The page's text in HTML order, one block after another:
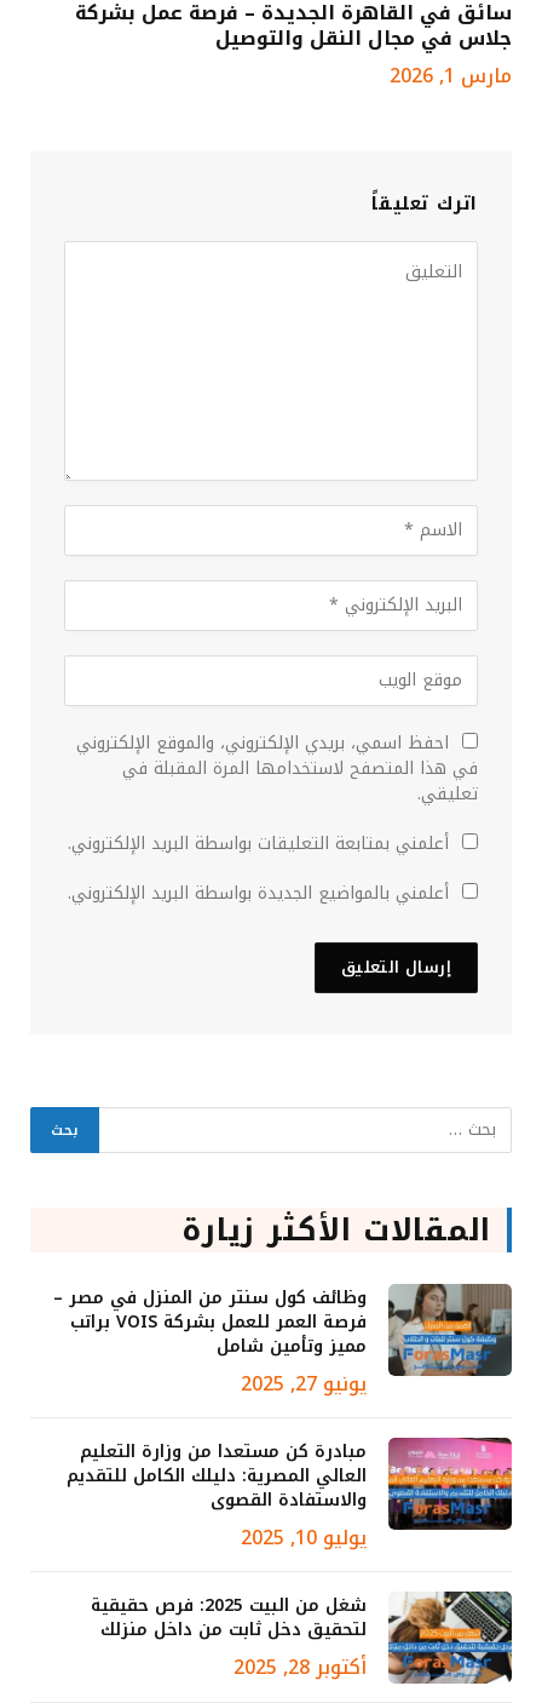
سائق في القاهرة الجديدة – فرصة عمل بشركة
جلاس في مجال النقل والتوصيل
مارس 1, 2026
اترك تعليقاً
احفظ اسمي، بريدي الإلكتروني، والموقع الإلكتروني
في هذا المتصفح لاستخدامها المرة المقبلة في
تعليقي.
أعلمني بمتابعة التعليقات بواسطة البريد الإلكتروني.
أعلمني بالمواضيع الجديدة بواسطة البريد الإلكتروني.
المقالات الأكثر زيارة
وظائف كول سنتر من المنزل في مصر –
فرصة العمر للعمل بشركة VOIS براتب
مميز وتأمين شامل
يونيو 27, 2025
مبادرة كن مستعدا من وزارة التعليم
العالي المصرية: دليلك الكامل للتقديم
والاستفادة القصوى
يوليو 10, 2025
شغل من البيت 2025: فرص حقيقية
لتحقيق دخل ثابت من داخل منزلك
أكتوبر 28, 2025